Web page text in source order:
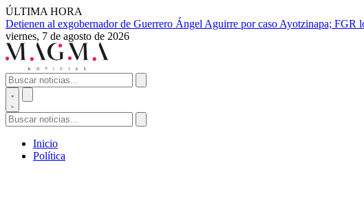
ÚLTIMA HORA
Detienen al exgobernador de Guerrero Ángel Aguirre por caso Ayotzinapa; FGR
viernes, 7 de agosto de 2026
Inicio
Política